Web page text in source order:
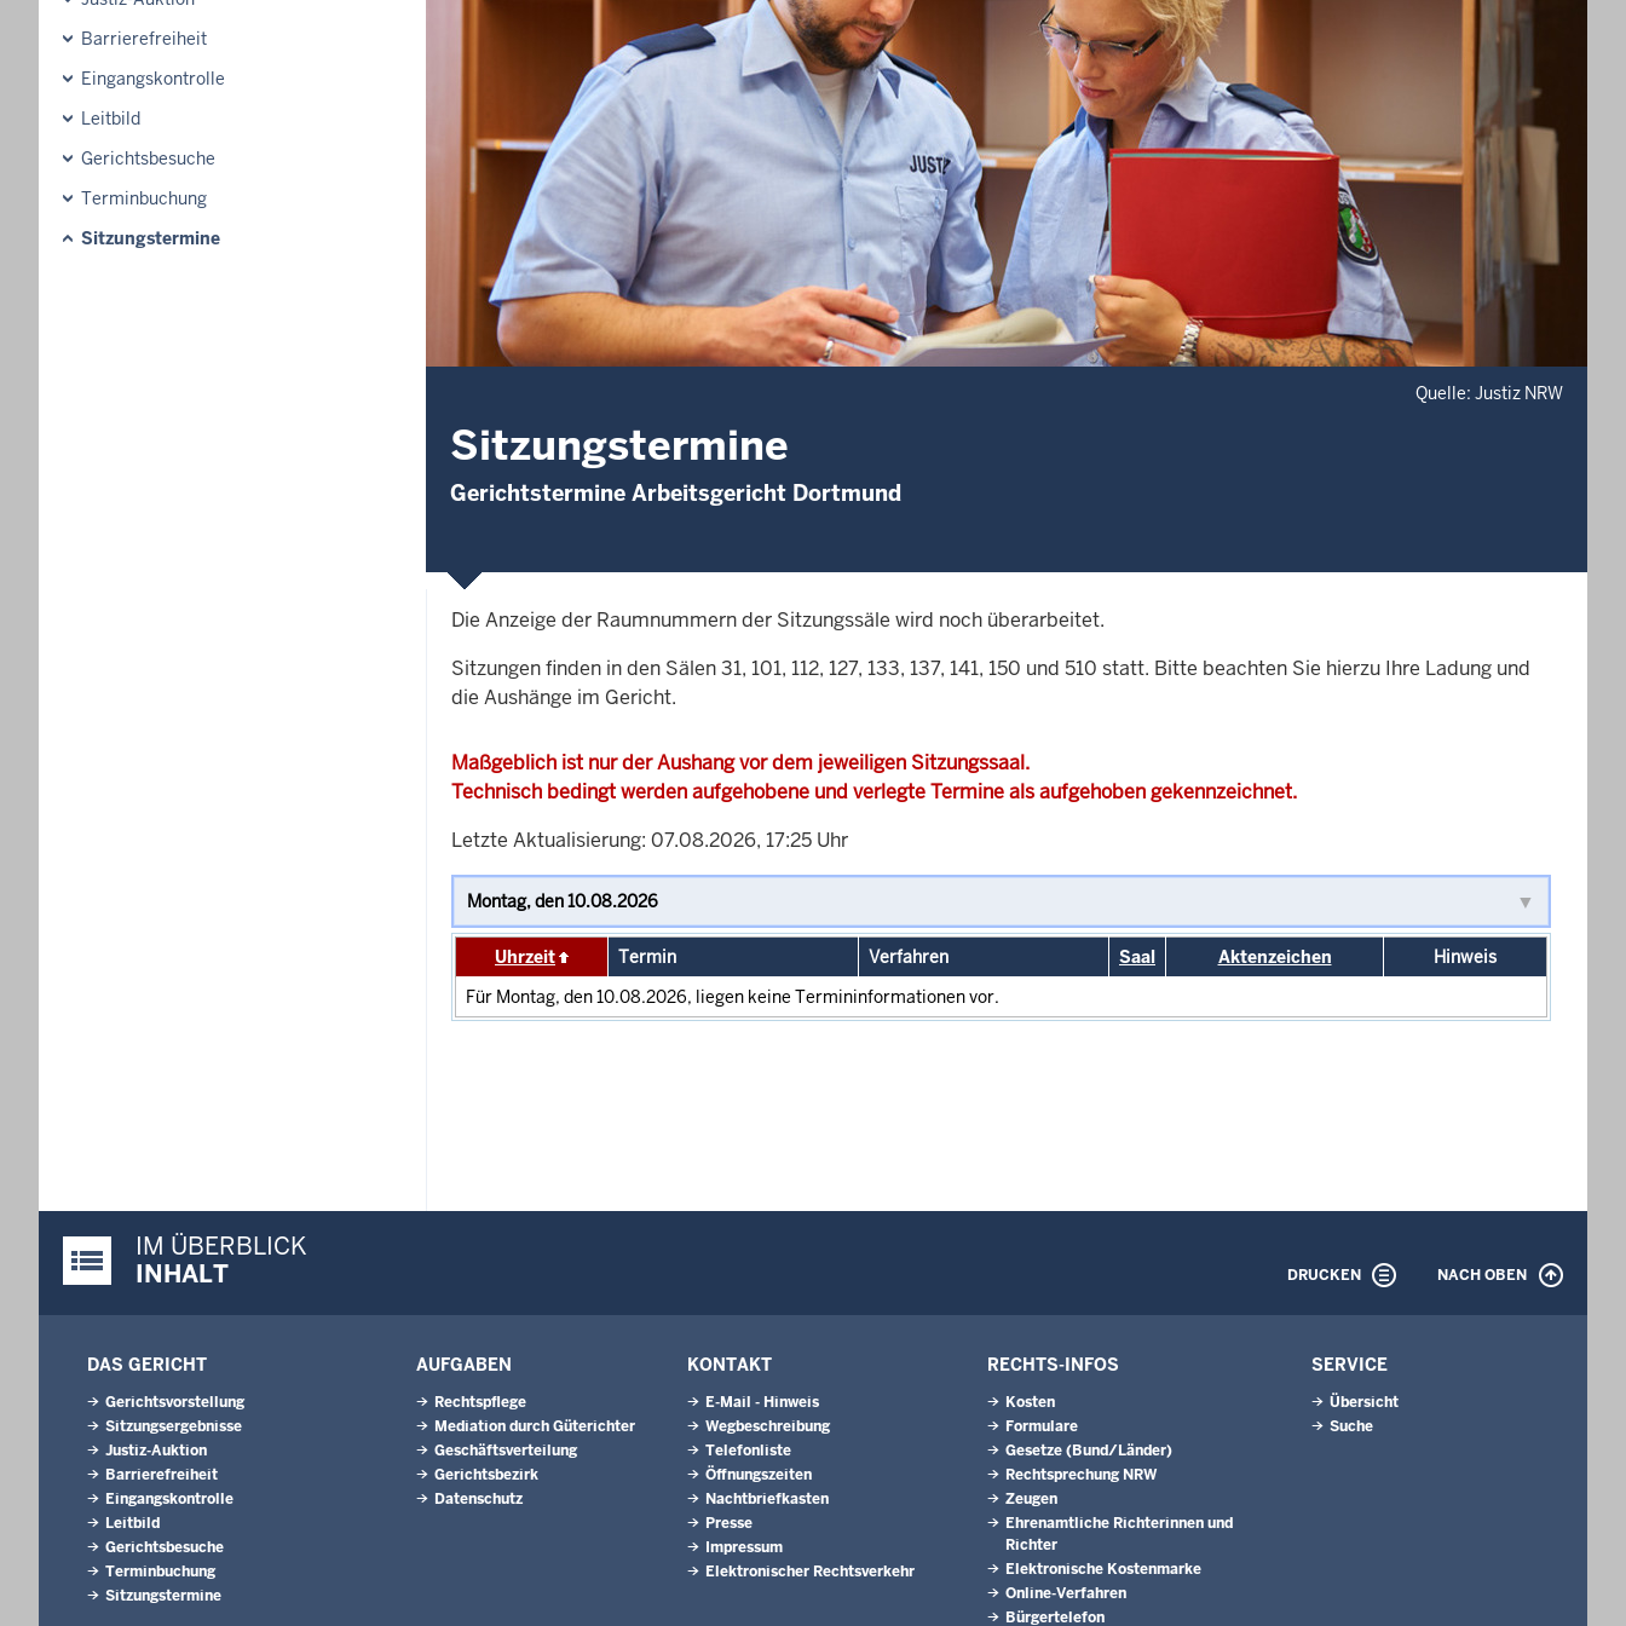
Barrierefreiheit
Eingangskontrolle
Leitbild
Gerichtsbesuche
Terminbuchung
Sitzungstermine
Quelle: Justiz NRW
Sitzungstermine
Gerichtstermine Arbeitsgericht Dortmund
Die Anzeige der Raumnummern der Sitzungssäle wird noch überarbeitet.
Sitzungen finden in den Sälen 31, 101, 112, 127, 133, 137, 141, 150 und 510 statt. Bitte beachten Sie hierzu Ihre Ladung und
die Aushänge im Gericht.
Maßgeblich ist nur der Aushang vor dem jeweiligen Sitzungssaal.
Technisch bedingt werden aufgehobene und verlegte Termine als aufgehoben gekennzeichnet.
Letzte Aktualisierung: 07.08.2026, 17:25 Uhr
Uhrzeit Termin Verfahren Saal Aktenzeichen
Hinweis
Für Montag, den 10.08.2026, liegen keine Termininformationen vor.
Justiz-Portal im Überblick:
IM ÜBERBLICK
INHALT
DRUCKEN NACH OBEN
DAS GERICHT
Gerichtsvorstellung
Sitzungsergebnisse
Justiz-Auktion
Barrierefreiheit
Eingangskontrolle
Leitbild
Gerichtsbesuche
Terminbuchung
Sitzungstermine
AUFGABEN
Rechtspflege
Mediation durch Güterichter
Geschäftsverteilung
Gerichtsbezirk
Datenschutz
KONTAKT
E-Mail - Hinweis
Wegbeschreibung
Telefonliste
Öffnungszeiten
Nachtbriefkasten
Presse
Impressum
Elektronischer Rechtsverkehr
RECHTS-INFOS
Kosten
Formulare
Gesetze (Bund/Länder)
Rechtsprechung NRW
Zeugen
Ehrenamtliche Richterinnen und
Richter
Elektronische Kostenmarke
Online-Verfahren
Bürgertelefon
SERVICE
Übersicht
Suche